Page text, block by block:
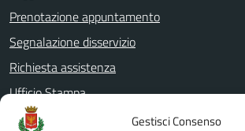
Gestisci Consenso
Prenotazione appuntamento
Segnalazione disservizio
Richiesta assistenza
Ufficio Stampa
Amministrazione Trasparente